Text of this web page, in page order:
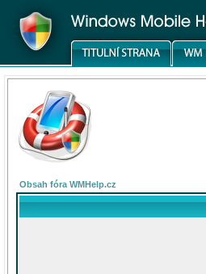
Obsah fóra WMHelp.cz